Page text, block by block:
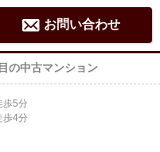
お問い合わせ
の中古マンション
歩5分
歩4分